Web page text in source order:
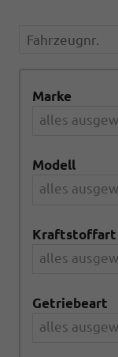
Fahrzeugnr.
Marke
alles
Modell
alles
Kraftstoffart
alles
Getriebeart
alles